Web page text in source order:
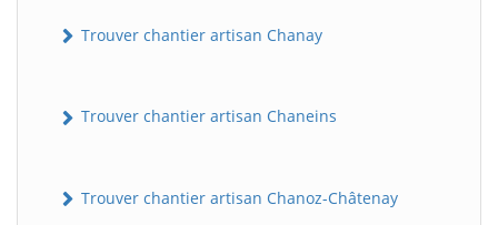
Trouver chantier artisan Chanay
Trouver chantier artisan Chaneins
Trouver chantier artisan Chanoz-Châtenay